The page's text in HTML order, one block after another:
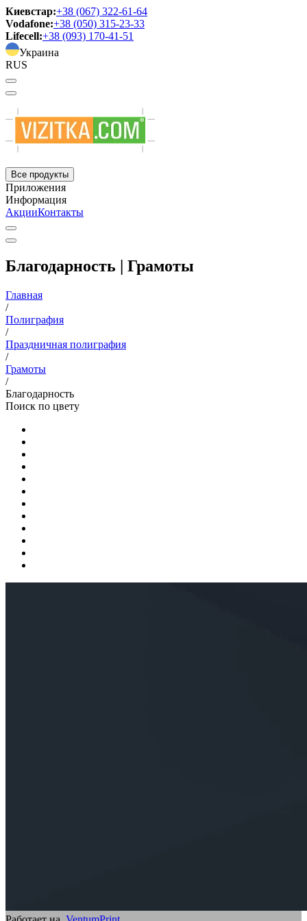
Киевстар:+38 (067) 322-61-64
Vodafone:+38 (050) 315-23-33
Lifecell:+38 (093) 170-41-51
Украина
RUS
Все продукты
Приложения
Информация
АкцииКонтакты
Благодарность | Грамоты
Главная
/
Полиграфия
/
Праздничная полиграфия
/
Грамоты
/
Благодарность
Поиск по цвету